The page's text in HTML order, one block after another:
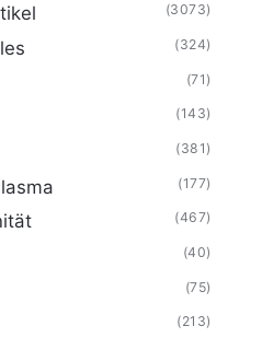
(3073)
(324)
(71)
(143)
(381)
(177)
(467)
(40)
(75)
(213)